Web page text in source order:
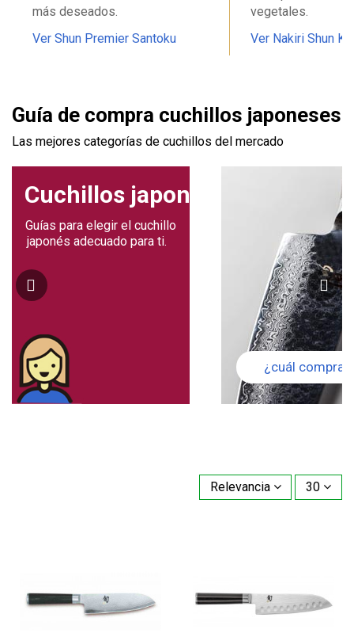
más deseados.
Ver Shun Premier Santoku
vegetales.
Ver Nakiri Shun Kai
Guía de compra cuchillos japoneses
Las mejores categorías de cuchillos del mercado
Cuchillos japoneses
Guías para elegir el cuchillo
japonés adecuado para ti.
¿cuál
Relevancia 30